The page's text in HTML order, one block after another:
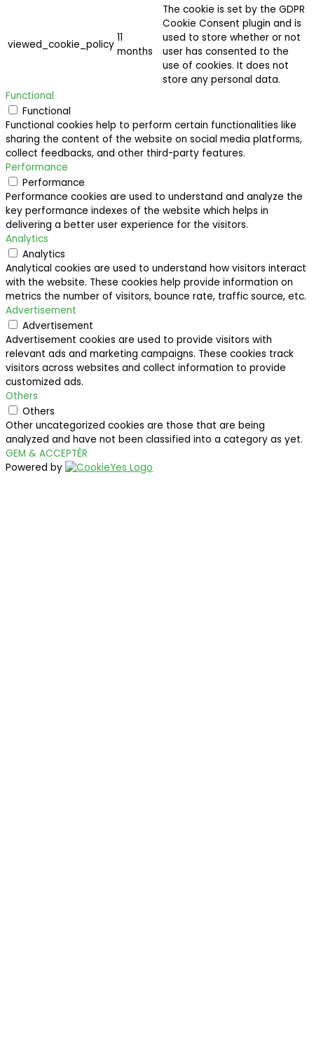
viewed_cookie_policy
11
months
The cookie is set by the GDPR
Cookie Consent plugin and is
used to store whether or not
user has consented to the
use of cookies. It does not
store any personal data.
Functional
Functional
Functional cookies help to perform certain functionalities like
sharing the content of the website on social media platforms,
collect feedbacks, and other third-party features.
Performance
Performance
Performance cookies are used to understand and analyze the
key performance indexes of the website which helps in
delivering a better user experience for the visitors.
Analytics
Analytics
Analytical cookies are used to understand how visitors interact
with the website. These cookies help provide information on
metrics the number of visitors, bounce rate, traffic source, etc.
Advertisement
Advertisement
Advertisement cookies are used to provide visitors with
relevant ads and marketing campaigns. These cookies track
visitors across websites and collect information to provide
customized ads.
Others
Others
Other uncategorized cookies are those that are being
analyzed and have not been classified into a category as yet.
GEM & ACCEPTÈR
Powered by